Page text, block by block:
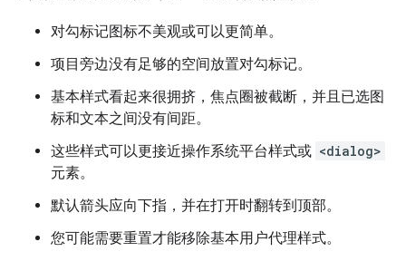
对勾标记图标不美观或可以更简单。
项目旁边没有足够的空间放置对勾标记。
基本样式看起来很拥挤，焦点圈被截断，并且已选图
标和文本之间没有间距。
这些样式可以更接近操作系统平台样式或 <dialog>
元素。
默认箭头应向下指，并在打开时翻转到顶部。
您可能需要重置才能移除基本用户代理样式。